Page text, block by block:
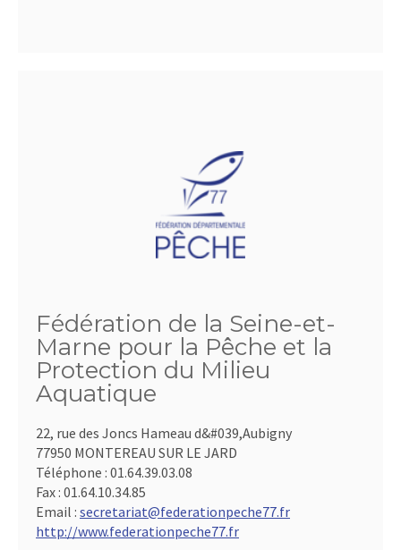
Fédération de la Seine-et-
Marne pour la Pêche et la
Protection du Milieu
Aquatique
22, rue des Joncs Hameau d&#039,Aubigny
77950 MONTEREAU SUR LE JARD
Téléphone : 01.64.39.03.08
Fax : 01.64.10.34.85
Email : secretariat@federationpeche77.fr
http://www.federationpeche77.fr